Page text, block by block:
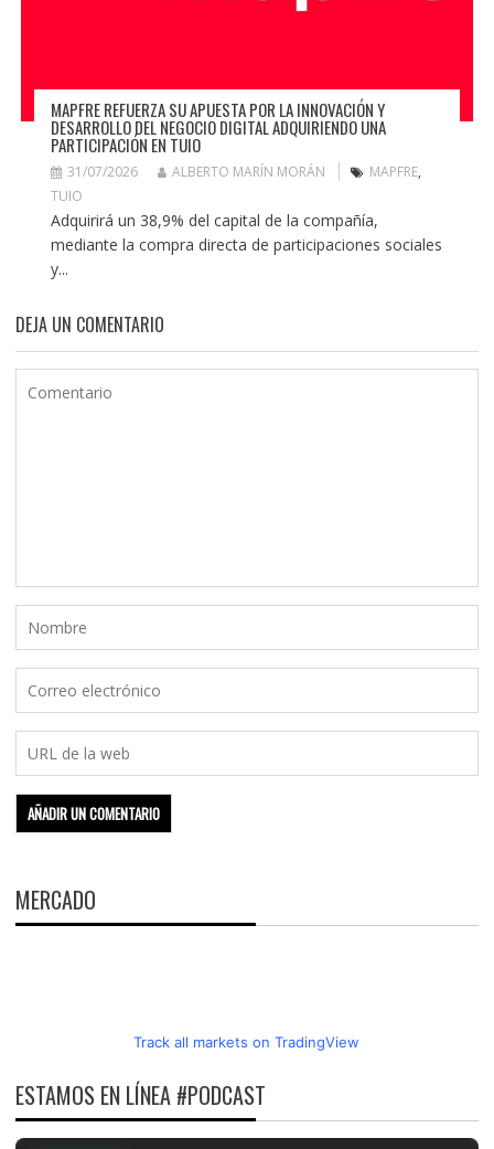
MAPFRE REFUERZA SU APUESTA POR LA INNOVACIÓN Y
DESARROLLO DEL NEGOCIO DIGITAL ADQUIRIENDO UNA
PARTICIPACIÓN EN TUIO
31/07/2026 ALBERTO MARÍN MORÁN MAPFRE,
TUIO
Adquirirá un 38,9% del capital de la compañía,
mediante la compra directa de participaciones sociales
y...
DEJA UN COMENTARIO
MERCADO
Track all markets on TradingView
ESTAMOS EN LÍNEA #PODCAST